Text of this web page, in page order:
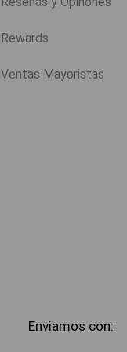
Rewards
Ventas Mayoristas
Enviamos con: